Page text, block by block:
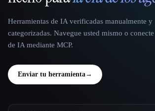
Herramientas de IA verificadas manualmente y
categorizadas. Navegue usted mismo o conecte
de IA mediante MCP.
Enviar tu herramienta→